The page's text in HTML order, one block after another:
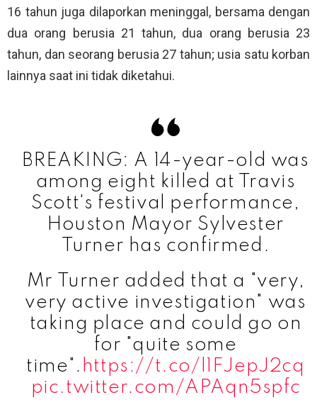
16 tahun juga dilaporkan meninggal, bersama dengan
dua orang berusia 21 tahun, dua orang berusia 23
tahun, dan seorang berusia 27 tahun; usia satu korban
lainnya saat ini tidak diketahui.
BREAKING: A 14-year-old was
among eight killed at Travis
Scott's festival performance,
Houston Mayor Sylvester
Turner has confirmed.
Mr Turner added that a "very,
very active investigation" was
taking place and could go on
for "quite some
time". https://t.co/l1FJepJ2cq
pic.twitter.com/APAqn5spfc